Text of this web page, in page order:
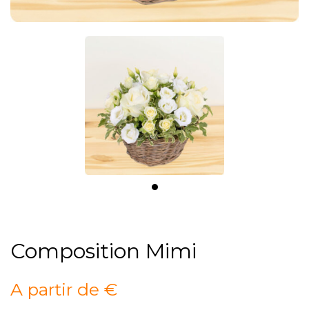
Composition Mimi
A partir de €